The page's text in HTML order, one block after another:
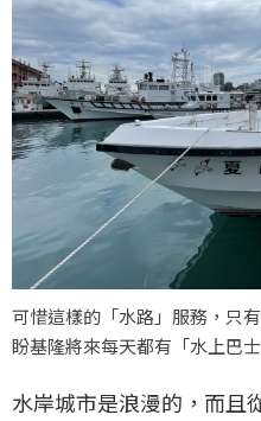
可惜這樣的「水路」服務，只
盼基隆將來每天都有「水上巴
水岸城市是浪漫的，而且